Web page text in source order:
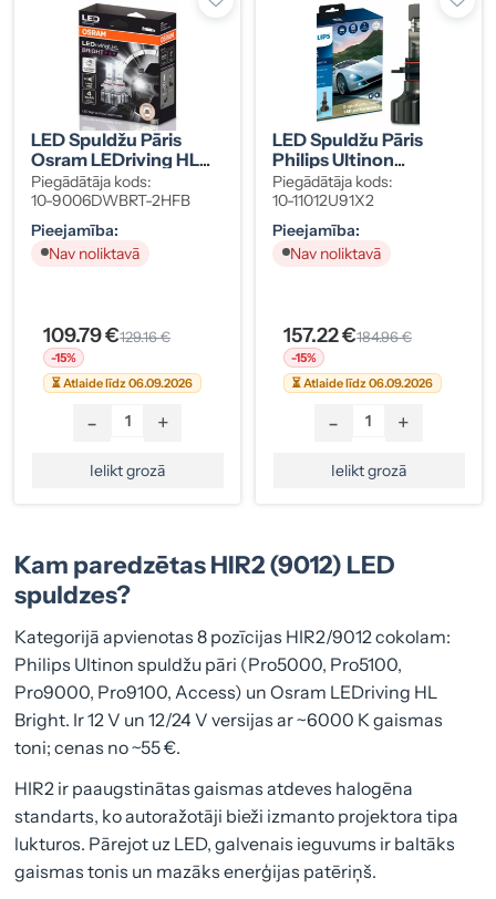
LED Spuldžu Pāris
Osram LEDriving HL
Bright HB4/HIR2 P22d
Piegādātāja kods:
10-9006DWBRT-2HFB
Pieejamība:
Nav noliktavā
109.79 €129.16 €
-15%
⏳ Atlaide līdz 06.09.2026
- +
Ielikt grozā
LED Spuldžu Pāris
Philips Ultinon
Pro9100 HIR2 12/24 V
Piegādātāja kods:
10-11012U91X2
Pieejamība:
Nav noliktavā
157.22 €184.96 €
-15%
⏳ Atlaide līdz 06.09.2026
- +
Ielikt grozā
Kam paredzētas HIR2 (9012) LED
spuldzes?
Kategorijā apvienotas 8 pozīcijas HIR2/9012 cokolam:
Philips Ultinon spuldžu pāri (Pro5000, Pro5100,
Pro9000, Pro9100, Access) un Osram LEDriving HL
Bright. Ir 12 V un 12/24 V versijas ar ~6000 K gaismas
toni; cenas no ~55 €.
HIR2 ir paaugstinātas gaismas atdeves halogēna
standarts, ko autoražotāji bieži izmanto projektora tipa
lukturos. Pārejot uz LED, galvenais ieguvums ir baltāks
gaismas tonis un mazāks enerģijas patēriņš.